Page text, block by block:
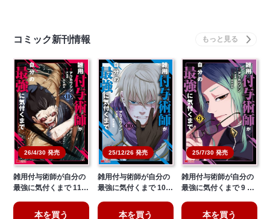
コミック新刊情報
26/4/30 発売
雑用付与術師が自分の
最強に気付くまで 11…
本を買う
25/12/26 発売
雑用付与術師が自分の
最強に気付くまで 10…
本を買う
25/7/30 発売
雑用付与術師が自分の
最強に気付くまで 9 …
本を買う